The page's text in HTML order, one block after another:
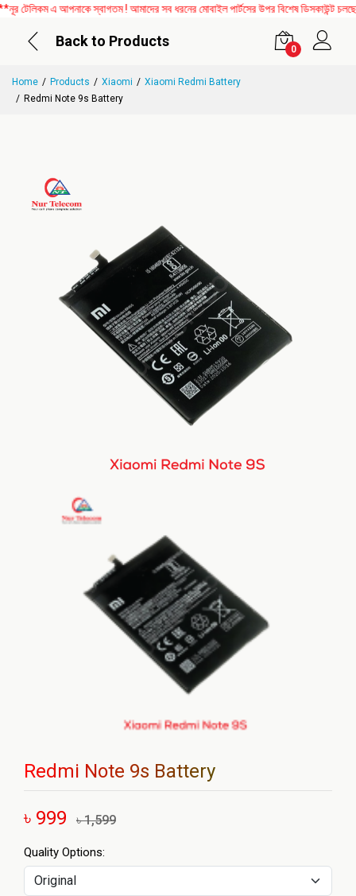
এ আপনাকে স্বাগতম ! আমাদের সব ধরনের মোবাইল পার্টসের উপর বিশেষ ডিসকাউন্ট
Back to Products
0
Home Products Xiaomi
Xiaomi Redmi Battery
Redmi Note 9s Battery
Redmi Note 9s Battery
৳ 999 ৳ 1,599
Quality Options: